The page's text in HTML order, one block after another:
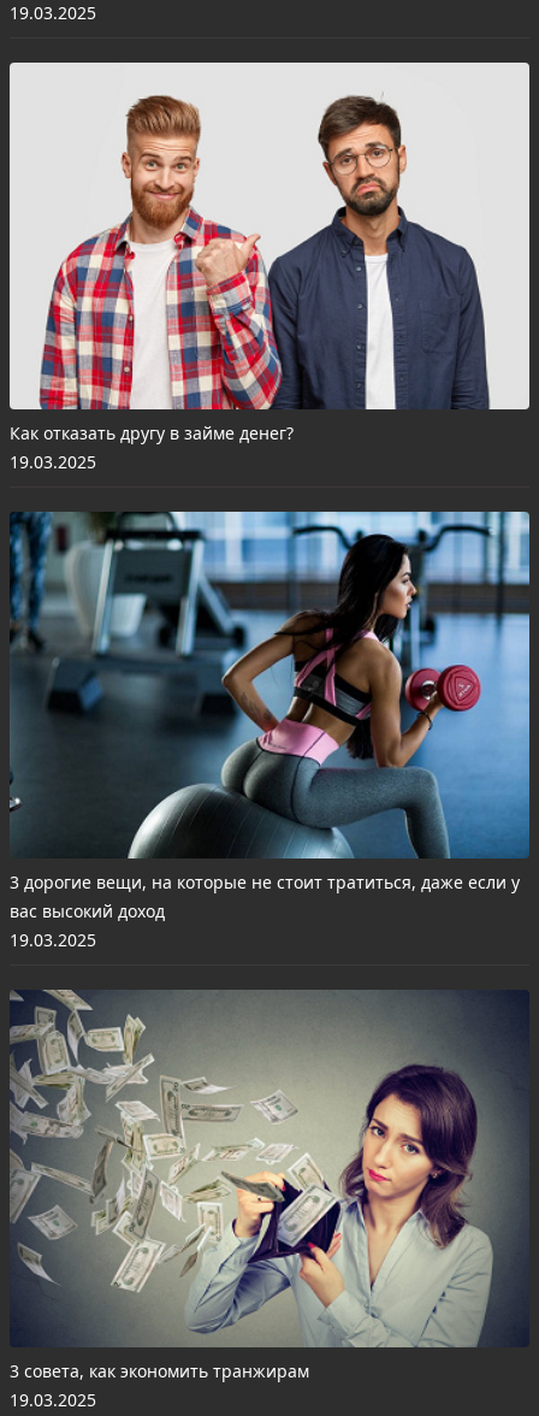
19.03.2025
Как отказать другу в займе денег?
19.03.2025
3 дорогие вещи, на которые не стоит тратиться, даже если у
вас высокий доход
19.03.2025
3 совета, как экономить транжирам
19.03.2025